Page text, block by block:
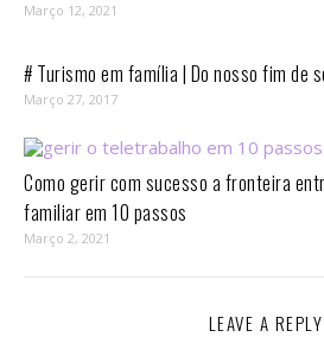
Março 12, 2021
# Turismo em família | Do nosso fim de
Março 27, 2017
Como gerir com sucesso a fronteira
familiar em 10 passos⁣
Março 2, 2021
LEAVE A REPLY